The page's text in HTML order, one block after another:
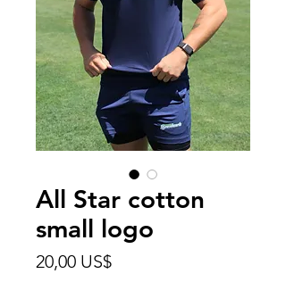
All Star cotton
small logo
20,00 US$Preço